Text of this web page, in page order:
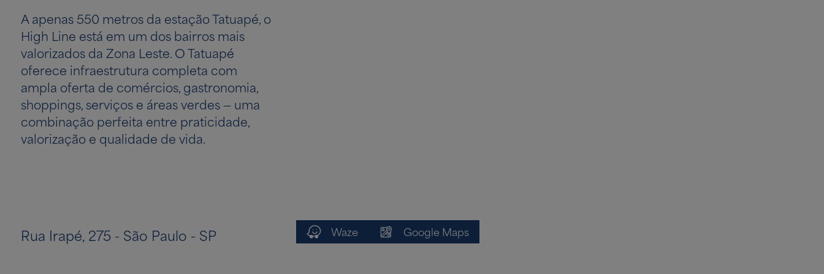
A apenas 550 metros da estação Tatuapé, o
High Line está em um dos bairros mais
valorizados da Zona Leste. O Tatuapé
oferece infraestrutura completa com
ampla oferta de comércios, gastronomia,
shoppings, serviços e áreas verdes — uma
combinação perfeita entre praticidade,
valorização e qualidade de vida.
Rua Irapé, 275 - São Paulo - SP Waze Google Maps